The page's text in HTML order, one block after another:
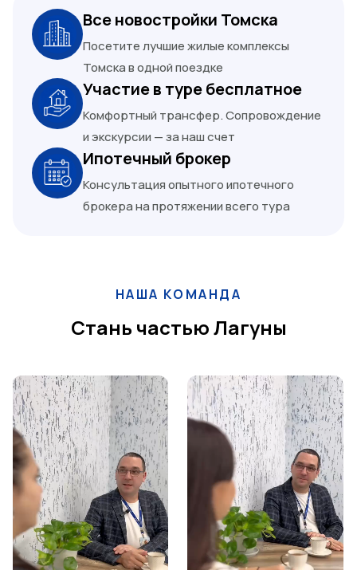
Все новостройки Томска
Посетите лучшие жилые комплексы
Томска в одной поездке
Участие в туре бесплатное
Комфортный трансфер. Сопровождение
и экскурсии — за наш счет
Ипотечный брокер
Консультация опытного ипотечного
брокера на протяжении всего тура
НАША КОМАНДА
Стань частью Лагуны